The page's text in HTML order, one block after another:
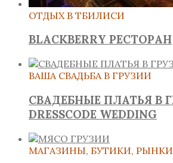
ОТДЫХ В ТБИЛИСИ
BLACKBERRY РЕСТОРАН
ВАША СВАДЬБА В ГРУЗИИ
СВАДЕБНЫЕ ПЛАТЬЯ В
DRESSCODE WEDDING
МАГАЗИНЫ, БУТИКИ, РЫНКИ